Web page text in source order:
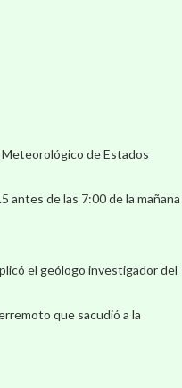
de Estados
antes de las 7:00 de la mañana
el geólogo investigador del
que sacudió a la